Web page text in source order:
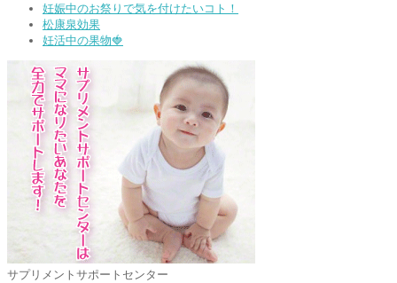
妊娠中のお祭りで気を付けたいコト！
松康泉効果
妊活中の果物🍓
サプリメントサポートセンター